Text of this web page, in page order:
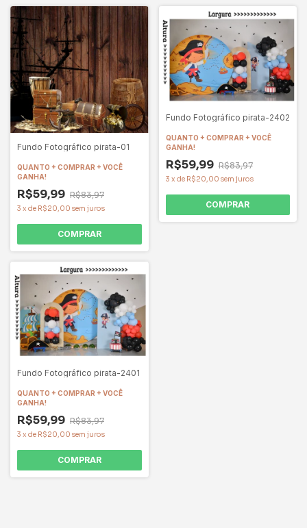
Fundo Fotográfico pirata-01
QUANTO + COMPRAR + VOCÊ
GANHA!
R$59,99 R$83,97
3 x de R$20,00 sem juros
COMPRAR
Fundo Fotográfico pirata-2402
QUANTO + COMPRAR + VOCÊ
GANHA!
R$59,99 R$83,97
3 x de R$20,00 sem juros
COMPRAR
Fundo Fotográfico pirata-2401
QUANTO + COMPRAR + VOCÊ
GANHA!
R$59,99 R$83,97
3 x de R$20,00 sem juros
COMPRAR